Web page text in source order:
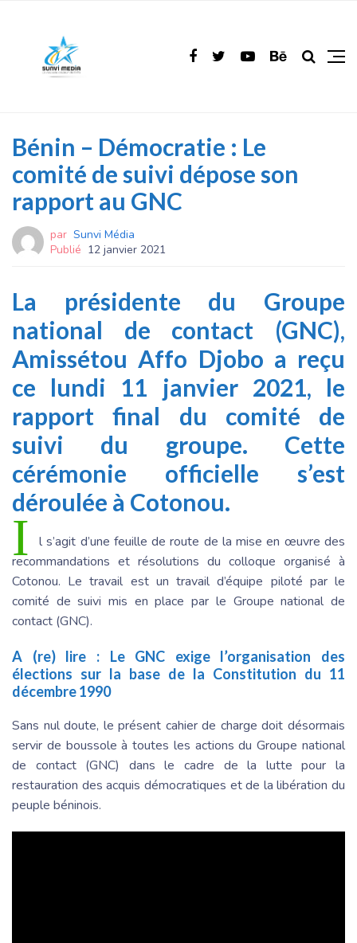
Bénin – Démocratie : Le
comité de suivi dépose son
rapport au GNC
par Sunvi Média
Publié 12 janvier 2021
La présidente du Groupe
national de contact (GNC),
Amissétou Affo Djobo a reçu
ce lundi 11 janvier 2021, le
rapport final du comité de
suivi du groupe. Cette
cérémonie officielle s’est
déroulée à Cotonou.
I
l s’agit d’une feuille de route de la mise en œuvre des
recommandations et résolutions du colloque organisé à
Cotonou. Le travail est un travail d’équipe piloté par le
comité de suivi mis en place par le Groupe national de
contact (GNC).
A (re) lire : Le GNC exige l’organisation des
élections sur la base de la Constitution du 11
décembre 1990
Sans nul doute, le présent cahier de charge doit désormais
servir de boussole à toutes les actions du Groupe national
de contact (GNC) dans le cadre de la lutte pour la
restauration des acquis démocratiques et de la libération du
peuple béninois.